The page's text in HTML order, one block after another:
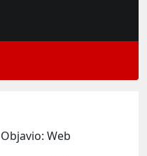
Objavio: Web